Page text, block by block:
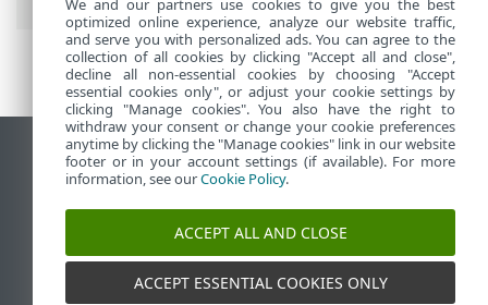
Prikaži stranicu za radnu površinu
End of Life
ESET-ova baza znanja
ESET Status Portal
Regionalna podrška
We and our partners use cookies to give you the best
optimized online experience, analyze our website traffic,
and serve you with personalized ads. You can agree to the
collection of all cookies by clicking "Accept all and close",
decline all non-essential cookies by choosing "Accept
essential cookies only", or adjust your cookie settings by
clicking "Manage cookies". You also have the right to
withdraw your consent or change your cookie preferences
anytime by clicking the "Manage cookies" link in our website
footer or in your account settings (if available). For more
information, see ourCookie Policy.
ACCEPT ALL AND CLOSE
ACCEPT ESSENTIAL COOKIES ONLY